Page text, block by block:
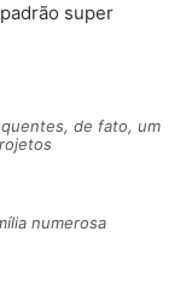
super
de fato, um
numerosa